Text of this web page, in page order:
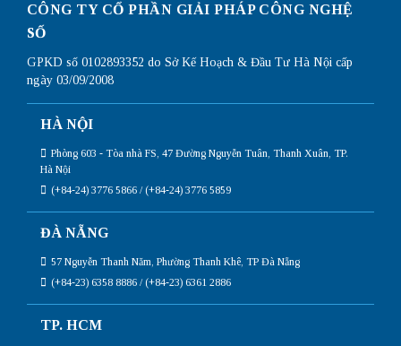
CÔNG TY CỔ PHẦN GIẢI PHÁP CÔNG NGHỆ
SỐ
GPKD số 0102893352 do Sở Kế Hoạch & Đầu Tư Hà Nội cấp
ngày 03/09/2008
HÀ NỘI
Phòng 603 - Tòa nhà FS, 47 Đường Nguyễn Tuân, Thanh Xuân, TP.
Hà Nội
(+84-24) 3776 5866 / (+84-24) 3776 5859
ĐÀ NẴNG
57 Nguyễn Thanh Năm, Phường Thanh Khê, TP Đà Nẵng
(+84-23) 6358 8886 / (+84-23) 6361 2886
TP. HCM